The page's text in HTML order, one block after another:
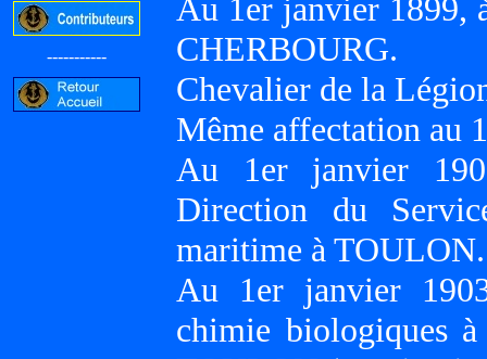
-----------
Au 1er janvier 1899,
CHERBOURG.
Chevalier de la
Même affectation au
Au 1er janvier
Direction du
maritime à TOULON.
Au 1er janvier
chimie biologiques